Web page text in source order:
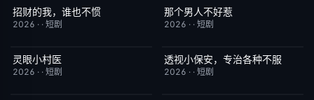
完结
招财的我，谁也不惯
2026 · · 短剧
完结
那个男人不好惹
2026 · · 短剧
完结
灵眼小村医
2026 · · 短剧
完结
透视小保安，专治各种不服
2026 · · 短剧